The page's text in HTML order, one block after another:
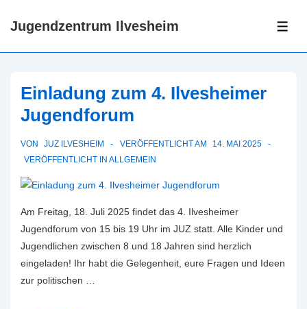
ZumJugendzentrum Ilvesheim
Einladung zum 4. Ilvesheimer
Jugendforum
VON JUZ ILVESHEIM VERÖFFENTLICHT AM
14. MAI 2025
VERÖFFENTLICHT IN ALLGEMEIN
Am Freitag, 18. Juli 2025 findet das 4. Ilvesheimer
Jugendforum von 15 bis 19 Uhr im JUZ statt. Alle Kinder und
Jugendlichen zwischen 8 und 18 Jahren sind herzlich
eingeladen! Ihr habt die Gelegenheit, eure Fragen und Ideen
zur politischen …